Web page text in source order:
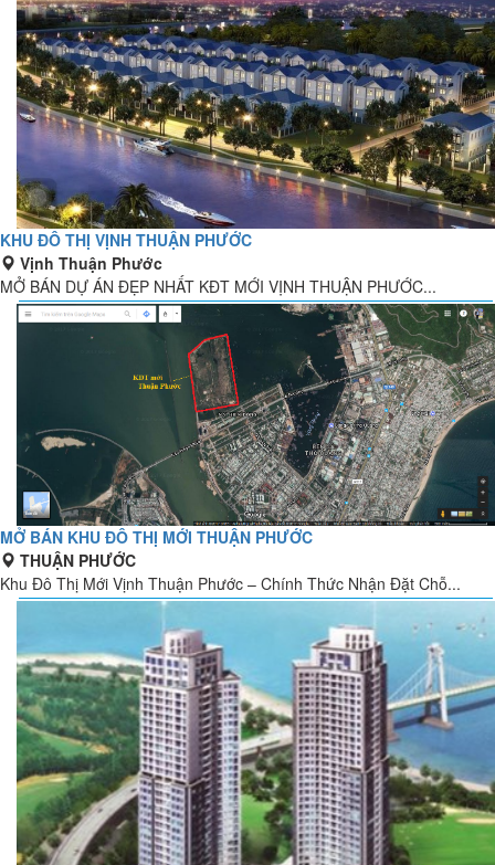
KHU ĐÔ THỊ VỊNH THUẬN PHƯỚC
Vịnh Thuận Phước
MỞ BÁN DỰ ÁN ĐẸP NHẤT KĐT MỚI VỊNH THUẬN PHƯỚC...
MỞ BÁN KHU ĐÔ THỊ MỚI THUẬN PHƯỚC
THUẬN PHƯỚC
Khu Đô Thị Mới Vịnh Thuận Phước – Chính Thức Nhận Đặt Chỗ...